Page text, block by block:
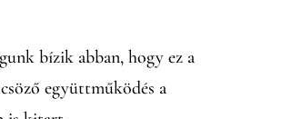
bízik abban, hogy ez a
együttműködés a